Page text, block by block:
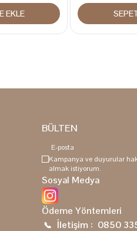
EKLE
BÜLTEN
Kampanya ve duyurular
almak istiyorum.
Sosyal Medya
Ödeme Yöntemleri
📞 İletişim : 0850